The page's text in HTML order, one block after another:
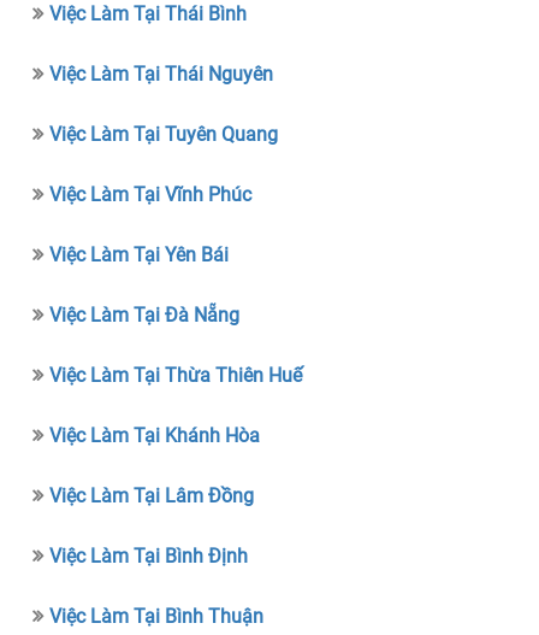
Việc Làm Tại Thái Bình
Việc Làm Tại Thái Nguyên
Việc Làm Tại Tuyên Quang
Việc Làm Tại Vĩnh Phúc
Việc Làm Tại Yên Bái
Việc Làm Tại Đà Nẵng
Việc Làm Tại Thừa Thiên Huế
Việc Làm Tại Khánh Hòa
Việc Làm Tại Lâm Đồng
Việc Làm Tại Bình Định
Việc Làm Tại Bình Thuận